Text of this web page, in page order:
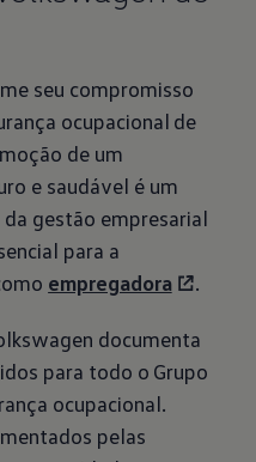
seu compromisso
ocupacional de
de um
e saudável é um
gestão empresarial
para a
empregadora .
documenta
para todo o Grupo
ocupacional.
pelas